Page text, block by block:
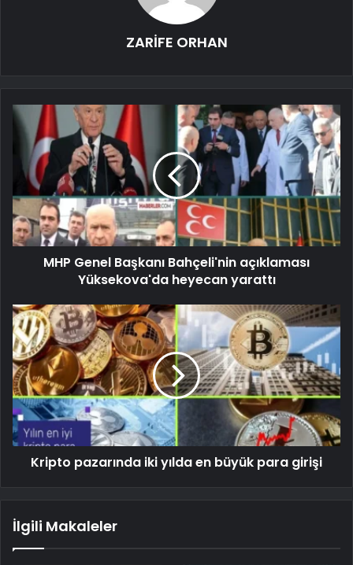
ZARİFE ORHAN
MHP Genel Başkanı Bahçeli'nin açıklaması
Yüksekova'da heyecan yarattı
Kripto pazarında iki yılda en büyük para girişi
İlgili Makaleler